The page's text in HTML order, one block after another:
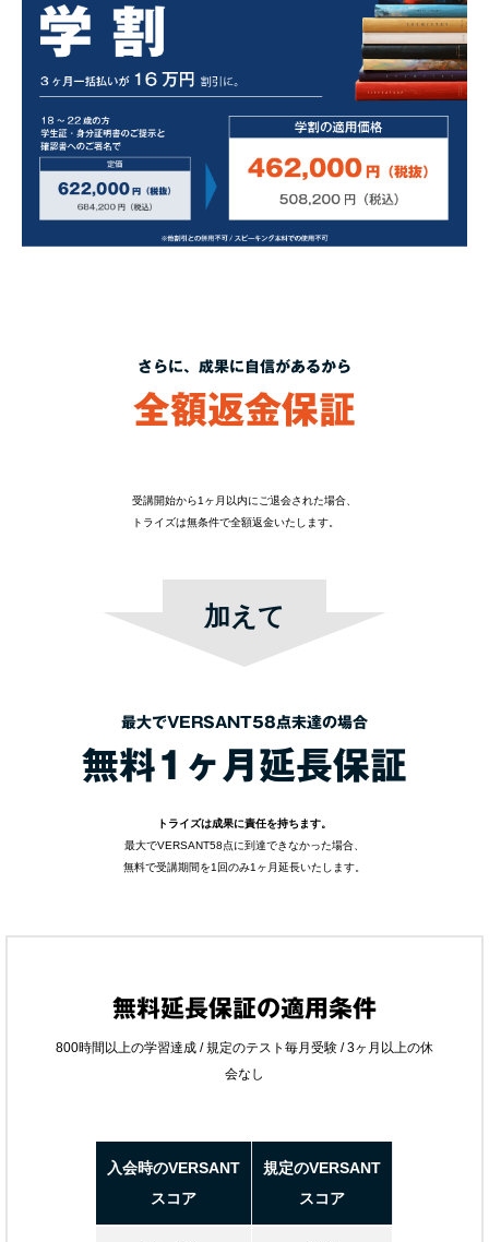
さらに、成果に自信があるから
全額返金保証
受講開始から1ヶ月以内にご退会された場合、
トライズは無条件で全額返金いたします。
加えて
最大でVERSANT58点未達の場合
無料1ヶ月延長保証
トライズは成果に責任を持ちます。
最大でVERSANT58点に到達できなかった場合、
無料で受講期間を1回のみ1ヶ月延長いたします。
無料延長保証の適用条件
800時間以上の学習達成 / 規定のテスト毎月受験 / 3ヶ月以上の休
会なし
入会時のVERSANT
スコア
規定のVERSANT
スコア